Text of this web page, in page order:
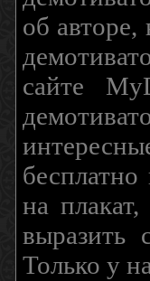
об авторе,
сайте
на
выразить
Только у